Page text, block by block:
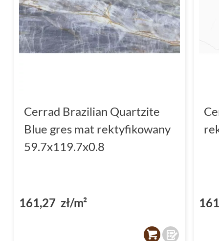
Cerrad Brazilian Quartzite
Blue gres mat rektyfikowany
59.7x119.7x0.8
161,27 zł/m²